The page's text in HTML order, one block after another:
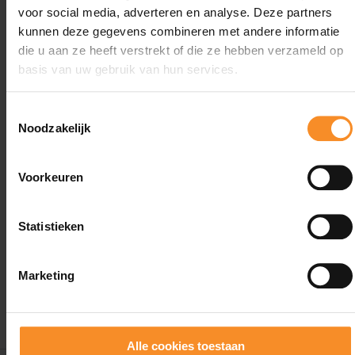
voor social media, adverteren en analyse. Deze partners
kunnen deze gegevens combineren met andere informatie
die u aan ze heeft verstrekt of die ze hebben verzameld op
basis van uw gebruik van hun services.
Noodzakelijk
Voorkeuren
Statistieken
Marketing
Alle cookies toestaan
Specificaties
Maattabel
(hand
XL
28
30